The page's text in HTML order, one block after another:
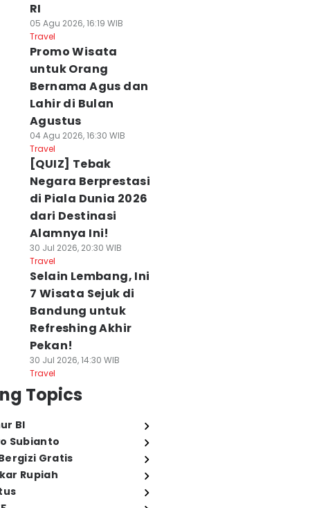
RI
05 Agu 2026, 16:19 WIB
Travel
Promo Wisata
untuk Orang
Bernama Agus dan
Lahir di Bulan
Agustus
04 Agu 2026, 16:30 WIB
Travel
[QUIZ] Tebak
Negara Berprestasi
di Piala Dunia 2026
dari Destinasi
Alamnya Ini!
30 Jul 2026, 20:30 WIB
Travel
Selain Lembang, Ini
7 Wisata Sejuk di
Bandung untuk
Refreshing Akhir
Pekan!
30 Jul 2026, 14:30 WIB
Travel
Topics
BI
Subianto
Gratis
Rupiah